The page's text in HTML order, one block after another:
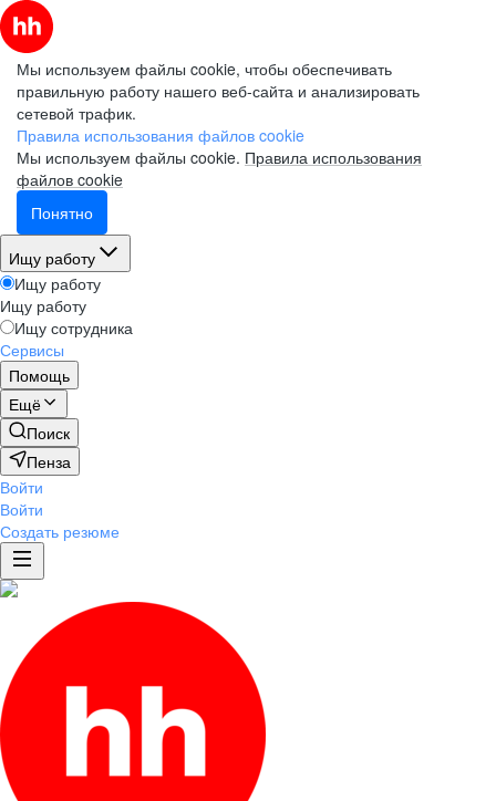
Мы используем файлы cookie, чтобы обеспечивать
правильную работу нашего веб-сайта и анализировать
сетевой трафик.
Правила использования файлов cookie
Мы используем файлы cookie. Правила использования
файлов cookie
Понятно
Ищу работу
Ищу работу
Ищу работу
Ищу сотрудника
Сервисы
Помощь
Ещё
Поиск
Пенза
Войти
Войти
Создать резюме